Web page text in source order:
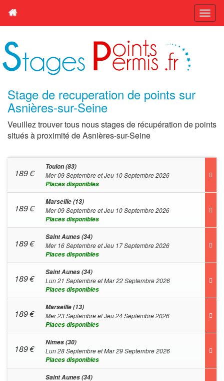
Stage de recuperation de points sur
Asnières-sur-Seine
Veuillez trouver tous nous stages de récupération de points
situés à proximité de Asnières-sur-Seine
189€
Toulon (83)
Mer 09 Septembre et Jeu 10 Septembre 2026
Places disponibles
189€
Marseille (13)
Mer 09 Septembre et Jeu 10 Septembre 2026
Places disponibles
189€
Saint Aunes (34)
Mer 16 Septembre et Jeu 17 Septembre 2026
Places disponibles
189€
Saint Aunes (34)
Lun 21 Septembre et Mar 22 Septembre 2026
Places disponibles
189€
Marseille (13)
Mer 23 Septembre et Jeu 24 Septembre 2026
Places disponibles
189€
Nimes (30)
Lun 28 Septembre et Mar 29 Septembre 2026
Places disponibles
Saint Aunes (34)